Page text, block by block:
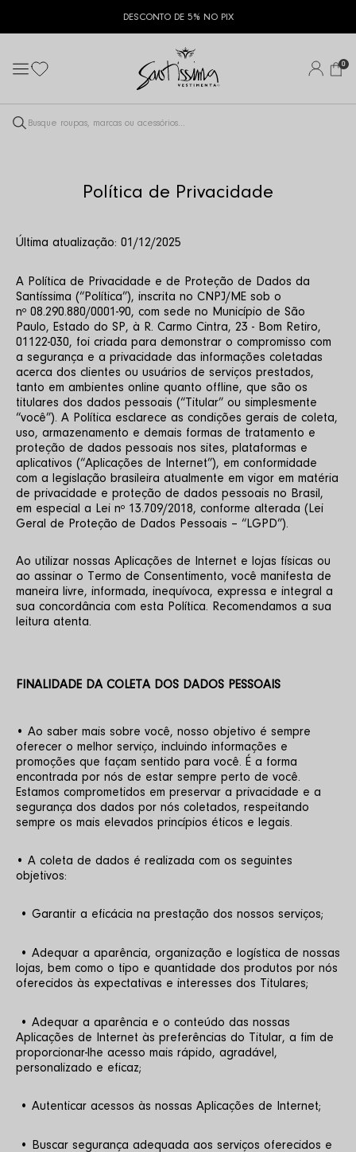
DESCONTO DE 5% NO PIX
0
Política de Privacidade
Última atualização: 01/12/2025
A Política de Privacidade e de Proteção de Dados da
Santíssima (“Política”), inscrita no CNPJ/ME sob o
nº 08.290.880/0001-90, com sede no Município de São
Paulo, Estado do SP, à R. Carmo Cintra, 23 - Bom Retiro,
01122-030, foi criada para demonstrar o compromisso com
a segurança e a privacidade das informações coletadas
acerca dos clientes ou usuários de serviços prestados,
tanto em ambientes online quanto offline, que são os
titulares dos dados pessoais (“Titular” ou simplesmente
“você”). A Política esclarece as condições gerais de coleta,
uso, armazenamento e demais formas de tratamento e
proteção de dados pessoais nos sites, plataformas e
aplicativos (“Aplicações de Internet”), em conformidade
com a legislação brasileira atualmente em vigor em matéria
de privacidade e proteção de dados pessoais no Brasil,
em especial a Lei nº 13.709/2018, conforme alterada (Lei
Geral de Proteção de Dados Pessoais – “LGPD”).
Ao utilizar nossas Aplicações de Internet e lojas físicas ou
ao assinar o Termo de Consentimento, você manifesta de
maneira livre, informada, inequívoca, expressa e integral a
sua concordância com esta Política. Recomendamos a sua
leitura atenta.
FINALIDADE DA COLETA DOS DADOS PESSOAIS
• Ao saber mais sobre você, nosso objetivo é sempre
oferecer o melhor serviço, incluindo informações e
promoções que façam sentido para você. É a forma
encontrada por nós de estar sempre perto de você.
Estamos comprometidos em preservar a privacidade e a
segurança dos dados por nós coletados, respeitando
sempre os mais elevados princípios éticos e legais.
• A coleta de dados é realizada com os seguintes
objetivos:
• Garantir a eficácia na prestação dos nossos serviços;
• Adequar a aparência, organização e logística de nossas
lojas, bem como o tipo e quantidade dos produtos por nós
oferecidos às expectativas e interesses dos Titulares;
• Adequar a aparência e o conteúdo das nossas
Aplicações de Internet às preferências do Titular, a fim de
proporcionar-lhe acesso mais rápido, agradável,
personalizado e eficaz;
• Autenticar acessos às nossas Aplicações de Internet;
• Buscar segurança adequada aos serviços oferecidos e